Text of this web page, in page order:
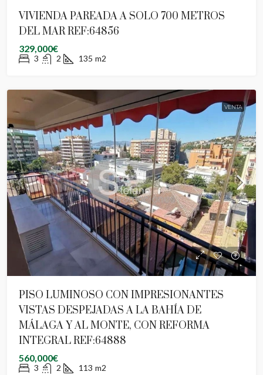
VIVIENDA PAREADA A SOLO 700 METROS
DEL MAR REF:64856
329,000€
3 2 135 m2
VENTA
PISO LUMINOSO CON IMPRESIONANTES
VISTAS DESPEJADAS A LA BAHÍA DE
MÁLAGA Y AL MONTE, CON REFORMA
INTEGRAL REF:64888
560,000€
3 2 113 m2